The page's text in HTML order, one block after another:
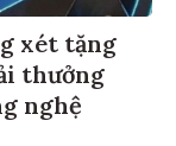
xét tặng
thưởng
nghệ